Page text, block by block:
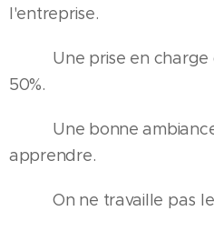
l'entreprise.
✅🚌 Une prise en
50%.
✅🤣 Une bonne
apprendre.
✅😎 On ne travaille pas